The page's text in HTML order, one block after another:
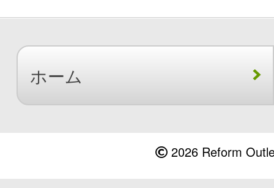
ホーム
2026 Reform